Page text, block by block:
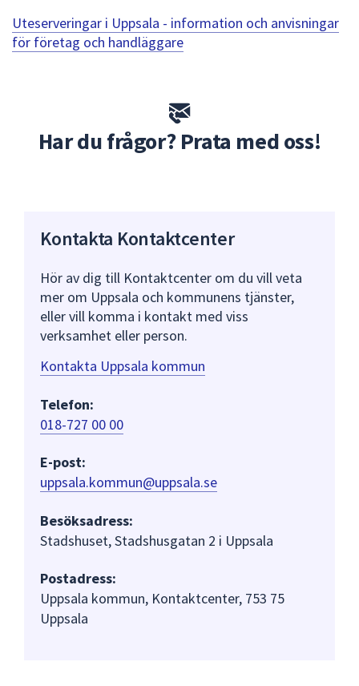
Uteserveringar i Uppsala - information och anvisningar
för företag och handläggare
Har du frågor? Prata med oss!
Kontakta Kontaktcenter
Hör av dig till Kontaktcenter om du vill veta
mer om Uppsala och kommunens tjänster,
eller vill komma i kontakt med viss
verksamhet eller person.
Kontakta Uppsala kommun
Telefon:
018-727 00 00
E-post:
uppsala.kommun@uppsala.se
Besöksadress:
Stadshuset, Stadshusgatan 2 i Uppsala
Postadress:
Uppsala kommun, Kontaktcenter, 753 75
Uppsala